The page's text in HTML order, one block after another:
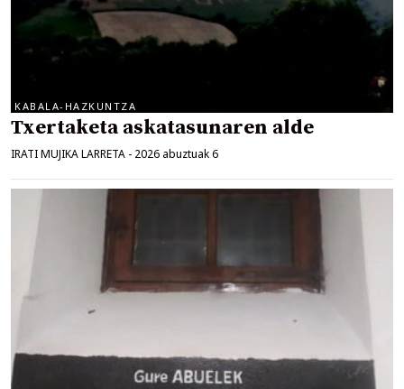
KABALA-HAZKUNTZA
Txertaketa askatasunaren alde
IRATI MUJIKA LARRETA - 2026 abuztuak 6